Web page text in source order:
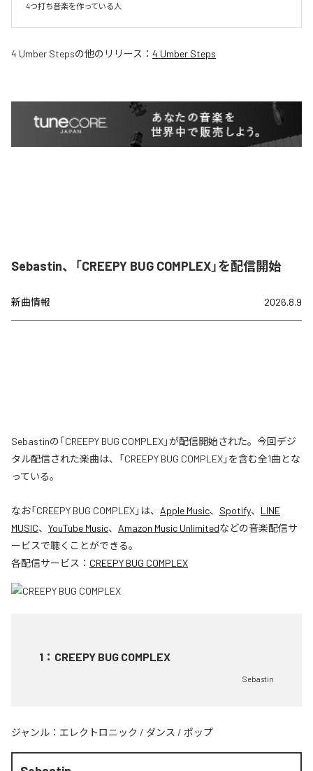
4つ打ち音楽を作っている人
4 Umber Stepsの他のリリース： 4 Umber Steps
Sebastin、「CREEPY BUG COMPLEX」を配信開始
新曲情報 2026.8.9
Sebastinの「CREEPY BUG COMPLEX」が配信開始された。今回デジ
タル配信された楽曲は、「CREEPY BUG COMPLEX」を含む全1曲とな
っている。
なお「CREEPY BUG COMPLEX」は、 Apple Music、 Spotify、 LINE
MUSIC、 YouTube Music、 Amazon Music Unlimitedなどの音楽配信サ
ービスで聴くことができる。
各配信サービス： CREEPY BUG COMPLEX
1 ： CREEPY BUG COMPLEX
Sebastin
ジャンル： エレクトロニック / ダンス / ポップ